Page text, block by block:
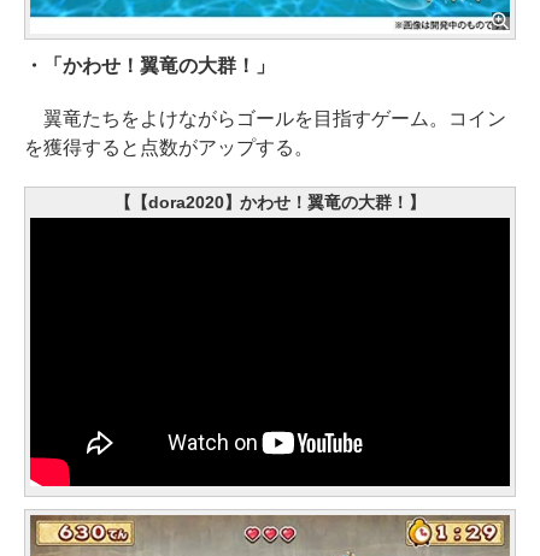
・「かわせ！翼竜の大群！」
翼竜たちをよけながらゴールを目指すゲーム。コイン
を獲得すると点数がアップする。
【【dora2020】かわせ！翼竜の大群！】